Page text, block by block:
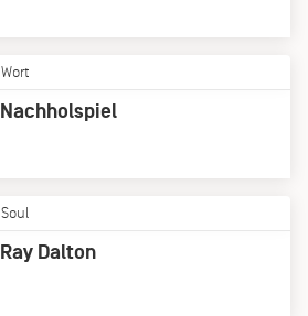
Wort
Nachholspiel
Soul
Ray Dalton